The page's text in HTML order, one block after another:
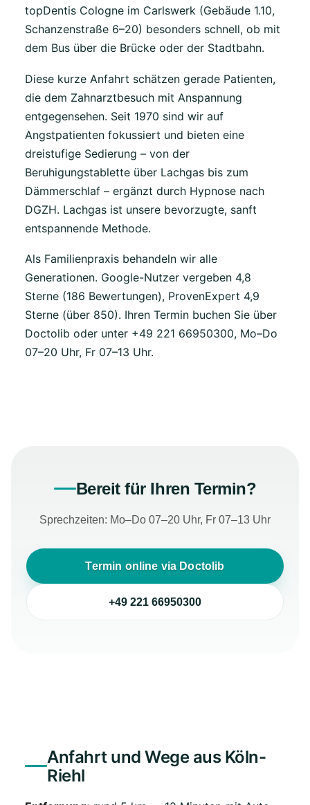
topDentis Cologne im Carlswerk (Gebäude 1.10,
Schanzenstraße 6–20) besonders schnell, ob mit
dem Bus über die Brücke oder der Stadtbahn.
Diese kurze Anfahrt schätzen gerade Patienten,
die dem Zahnarztbesuch mit Anspannung
entgegensehen. Seit 1970 sind wir auf
Angstpatienten fokussiert und bieten eine
dreistufige Sedierung – von der
Beruhigungstablette über Lachgas bis zum
Dämmerschlaf – ergänzt durch Hypnose nach
DGZH. Lachgas ist unsere bevorzugte, sanft
entspannende Methode.
Als Familienpraxis behandeln wir alle
Generationen. Google-Nutzer vergeben 4,8
Sterne (186 Bewertungen), ProvenExpert 4,9
Sterne (über 850). Ihren Termin buchen Sie über
Doctolib oder unter +49 221 66950300, Mo–Do
07–20 Uhr, Fr 07–13 Uhr.
Bereit für Ihren Termin?
Sprechzeiten: Mo–Do 07–20 Uhr, Fr 07–13 Uhr
Termin online via Doctolib
+49 221 66950300
Anfahrt und Wege aus Köln-
Riehl